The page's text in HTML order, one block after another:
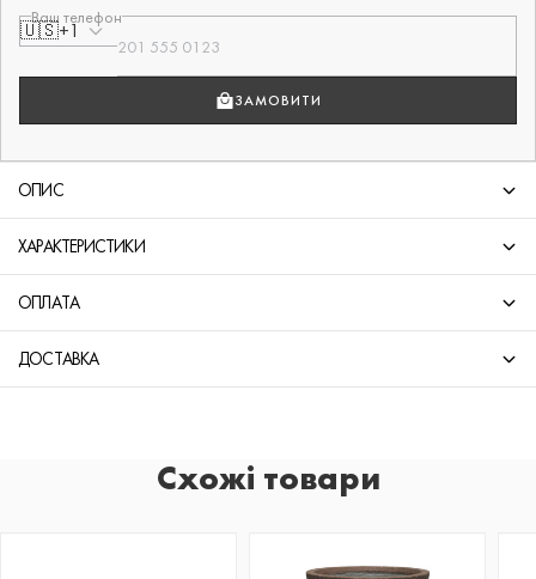
Ваш телефон
🇺🇸+1
ЗАМОВИТИ
ОПИС
ХАРАКТЕРИСТИКИ
ОПЛАТА
ДОСТАВКА
Схожі товари